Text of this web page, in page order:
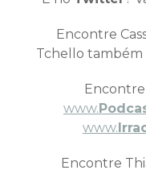
Encontre
Tchello também
www.
www.
Encontre